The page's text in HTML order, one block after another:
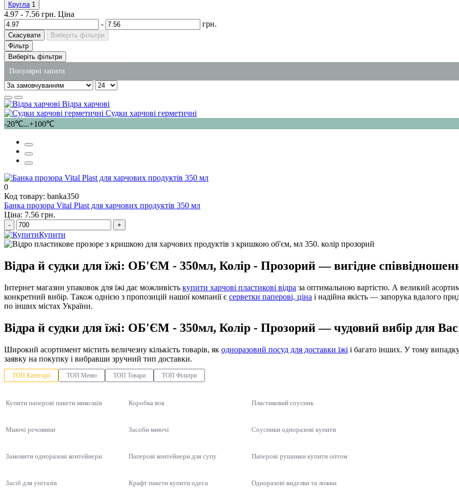
Кругла 1
4.97 - 7.56 грн. Ціна
-
грн.
Скасувати
Виберіть фільтри
Фільтр
Виберіть фільтри
Популярні запити
картонна упаковка для китайської локшини
купити пластикову упаковку для торта
замовити пакети
пакети з крафт паперу
господарські товари ціна
Відра харчові
Судки харчові герметичні
-20℃...+100℃
0
Код товару: banka350
Банка прозора Vital Plast для харчових продуктів 350 мл
Ціна: 7.56 грн.
- +
Купити
Відра й судки для їжі: ОБ'ЄМ - 350мл, Колір - Прозорий — вигідне
Інтернет магазин упаковок для їжі дає можливість купити харчові пластикові відра за оптимальною вартістю. А великий
конкретний вибір. Також однією з пропозицій нашої компанії є серветки паперові, ціна і надійна якість — запорука вдалого
по інших містах України.
Відра й судки для їжі: ОБ'ЄМ - 350мл, Колір - Прозорий — чудовий вибір для
Широкий асортимент містить величезну кількість товарів, як одноразовий посуд для доставки їжі і багато інших. У тому
заявку на покупку і вибравши зручний тип доставки.
ТОП Категорії ТОП Меню ТОП Товари ТОП Фільтри
Купити паперові пакети миколаїв
Миючі речовини
Замовити одноразові контейнери
Засіб для унітазів
Коробка вок
Засоби миючі
Паперові контейнери для супу
Крафт пакети купити одеса
Пластиковий соусник
Соусники одноразові купити
Паперові рушники купити оптом
Одноразові виделки та ложки